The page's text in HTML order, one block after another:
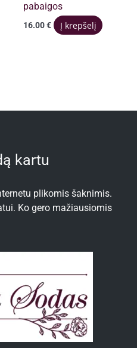
pabaigos
16.00€ Į krepšelį
kartu
plikomis šaknimis.
Ko gero mažiausiomis